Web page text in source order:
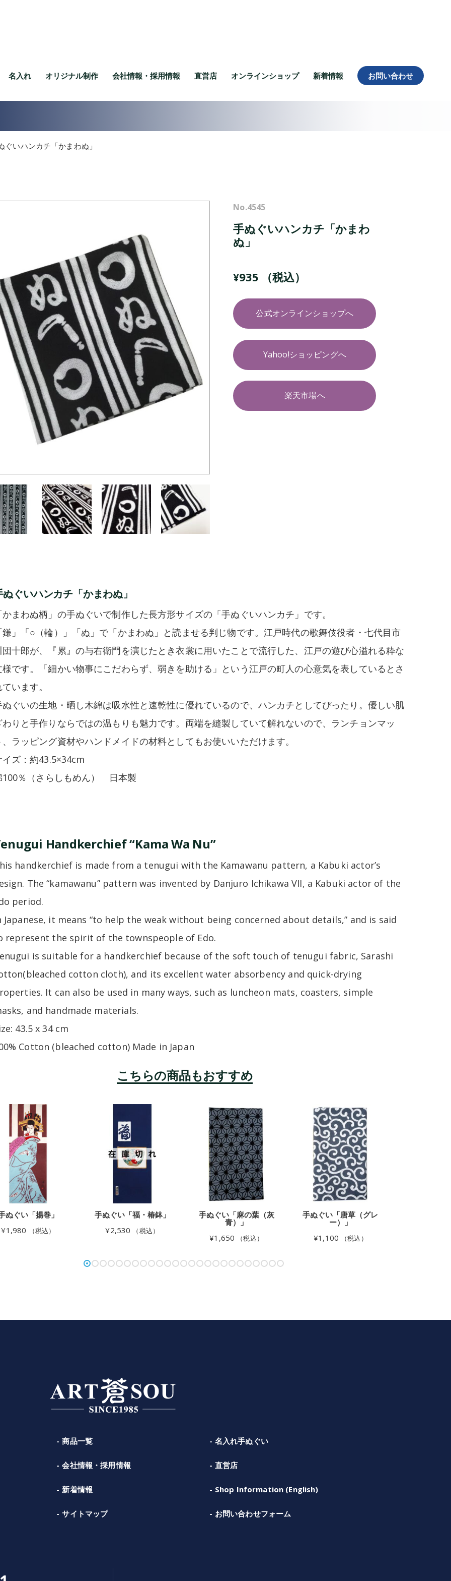
名入れ オリジナル制作 会社情報・採用情報 直営店 オンラインショップ 新着情報 お問い合わせ
ぐいハンカチ「かまわぬ」
No.4545
手ぬぐいハンカチ「かまわ
ぬ」
¥935 （税込）
公式オンラインショップへ
Yahoo!ショッピングへ
楽天市場へ
ぬぐいハンカチ「かまわぬ」
かまわぬ柄」の手ぬぐいで制作した長方形サイズの「手ぬぐいハンカチ」です。
鎌」「○（輪）」「ぬ」で「かまわぬ」と読ませる判じ物です。江戸時代の歌舞伎役者・七代目市
団十郎が、『累』の与右衛門を演じたとき衣裳に用いたことで流行した、江戸の遊び心溢れる粋な
様です。「細かい物事にこだわらず、弱きを助ける」という江戸の町人の心意気を表しているとさ
います。
ぬぐいの生地・晒し木綿は吸水性と速乾性に優れているので、ハンカチとしてぴったり。優しい肌
わりと手作りならではの温もりも魅力です。両端を縫製していて解れないので、ランチョンマッ
、ラッピング資材やハンドメイドの材料としてもお使いいただけます。
イズ：約43.5×34cm
100％（さらしもめん） 日本製
Handkerchief “Kama Wa Nu”
handkerchief is made from a tenugui with the Kamawanu pattern, a Kabuki actor’s
The “kamawanu” pattern was invented by Danjuro Ichikawa VII, a Kabuki actor of the
period.
Japanese, it means “to help the weak without being concerned about details,” and is said
represent the spirit of the townspeople of Edo.
is suitable for a handkerchief because of the soft touch of tenugui fabric, Sarashi
cotton cloth), and its excellent water absorbency and quick-drying
It can also be used in many ways, such as luncheon mats, coasters, simple
and handmade materials.
43.5 x 34 cm
Cotton (bleached cotton) Made in Japan
ぬぐい「揚巻」
¥1,980 （税込）
手ぬぐい「福・椿鉢」
¥2,530 （税込）
手ぬぐい「麻の葉（灰
青）」
¥1,650 （税込）
手ぬぐい「唐草（グレ
ー）」
¥1,100 （税込）
商品一覧 名入れ手ぬぐい
会社情報・採用情報 直営店
新着情報 Shop Information (English)
サイトマップ お問い合わせフォーム